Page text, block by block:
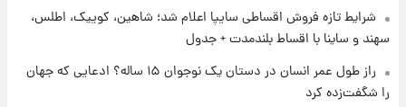
۱ روز پیش
آغاز طرح جدید فروش مشارکت در تولید سایپا؛
نام خودرو، مبلغ پیش پرداخت و زمان تحویل |
سود مشارکت چند درصد است؟
شرایط تازه فروش اقساطی سایپا اعلام شد؛ شاهین، کوییک، اطلس،
سهند و ساینا با اقساط بلندمدت + جدول
راز طول عمر انسان در دستان یک نوجوان ۱۵ ساله؟ ادعایی که جهان
را شگفت‌زده کرد